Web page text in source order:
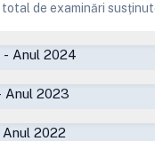
de examinări
- Anul 2024
Anul 2023
Anul 2022